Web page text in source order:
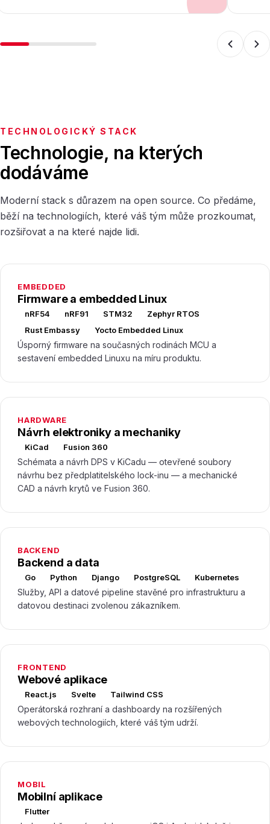
TECHNOLOGICKÝ STACK
Technologie, na kterých
dodáváme
Moderní stack s důrazem na open source. Co předáme,
běží na technologiích, které váš tým může prozkoumat,
rozšiřovat a na které najde lidi.
EMBEDDED
Firmware a embedded Linux
nRF54 nRF91 STM32
Zephyr RTOS
Rust Embassy
Yocto Embedded Linux
Úsporný firmware na současných rodinách MCU a
sestavení embedded Linuxu na míru produktu.
HARDWARE
Návrh elektroniky a mechaniky
KiCad Fusion 360
Schémata a návrh DPS v KiCadu — otevřené soubory
návrhu bez předplatitelského lock-inu — a mechanické
CAD a návrh krytů ve Fusion 360.
BACKEND
Backend a data
Go Python Django PostgreSQL Kubernetes
Služby, API a datové pipeline stavěné pro infrastrukturu a
datovou destinaci zvolenou zákazníkem.
FRONTEND
Webové aplikace
React.js Svelte Tailwind CSS
Operátorská rozhraní a dashboardy na rozšířených
webových technologiích, které váš tým udrží.
MOBIL
Mobilní aplikace
Flutter